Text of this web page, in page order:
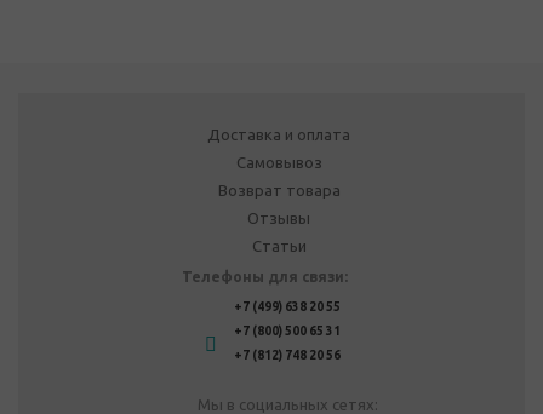
Доставка и оплата
Самовывоз
Возврат товара
Отзывы
Статьи
Телефоны для связи:
+7 (499) 638 20 55
+7 (800) 500 65 31
+7 (812) 748 20 56
Мы в социальных сетях: